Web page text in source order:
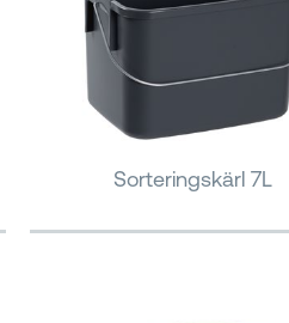
Sorteringskärl 7L